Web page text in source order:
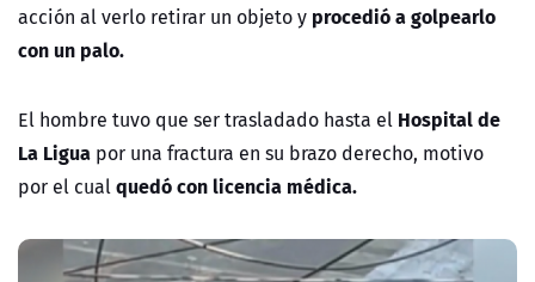
acción al verlo retirar un objeto y procedió a golpearlo
con un palo.
El hombre tuvo que ser trasladado hasta el Hospital de
La Ligua por una fractura en su brazo derecho, motivo
por el cualquedó con licencia médica.